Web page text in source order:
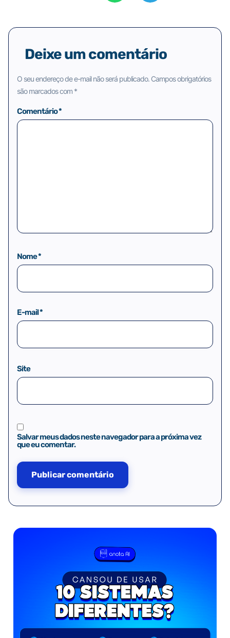
Deixe um comentário
O seu endereço de e-mail não será publicado. Campos obrigatórios
são marcados com *
Comentário*
Nome*
E-mail*
Site
Salvar meus dados neste navegador para a próxima vez
que eu comentar.